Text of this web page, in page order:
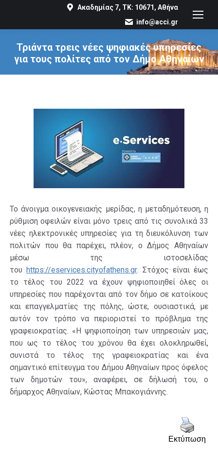
Ακαδημίας 7, ΤΚ: 10671, Αθήνα
info@acci.gr
Τριάντα τρεις νέες ψηφιακές υπηρεσίες
για τους πολίτες από τον Δήμο Αθηναίων
You are here:
Το άνοιγμα οικογενειακής μερίδας, η μεταδημότευση, η
ρύθμιση οφειλών είναι μόνο τρεις από τις συνολικά 33
νέες ηλεκτρονικές υπηρεσίες για τη διευκόλυνση των
πολιτών που θα παρέχει, πλέον, ο Δήμος Αθηναίων
μέσω της ιστοσελίδας
τουhttps://eservices.cityofathens.gr. Στόχος είναι έως
το τέλος του 2022 να έχουν ψηφιοποιηθεί όλες οι
υπηρεσίες που παρέχονται από τον δήμο σε κατοίκους
και επαγγελματίες της πόλης, ώστε, ουσιαστικά, με
αυτόν τον τρόπο να περιοριστεί το πρόβλημα της
γραφειοκρατίας. «Η ψηφιοποίηση των υπηρεσιών μας,
που ως το τέλος του χρόνου θα έχει ολοκληρωθεί,
συνιστά το τέλος της γραφειοκρατίας και ένα
σημαντικό επίτευγμα του Δήμου Αθηναίων προς όφελος
των δημοτών του», αναφέρει, σε δήλωσή του, ο
δήμαρχος Αθηναίων, Κώστας Μπακογιάννης.
Εκτύπωση